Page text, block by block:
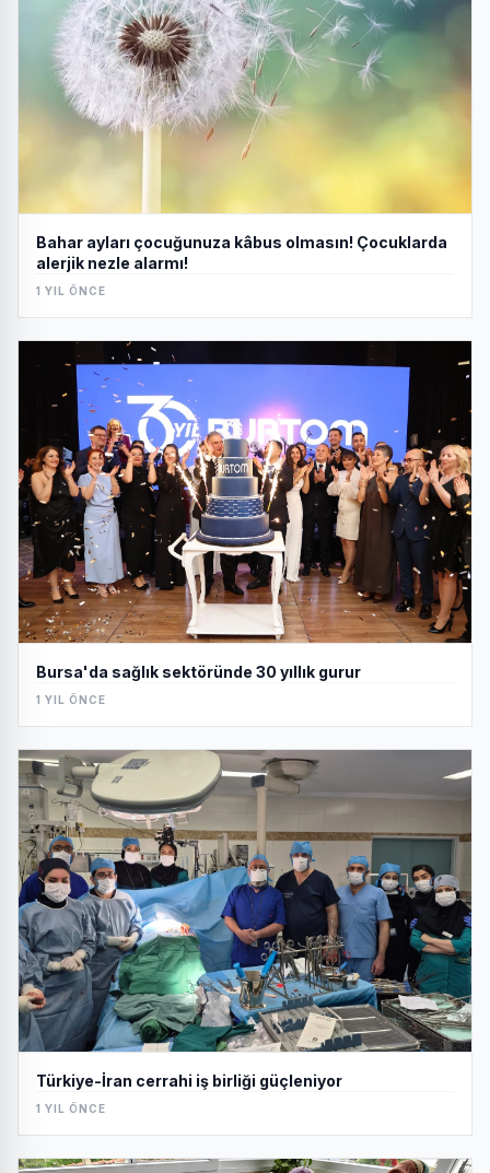
Bahar ayları çocuğunuza kâbus olmasın! Çocuklarda
alerjik nezle alarmı!
1 YIL ÖNCE
Bursa'da sağlık sektöründe 30 yıllık gurur
1 YIL ÖNCE
Türkiye-İran cerrahi iş birliği güçleniyor
1 YIL ÖNCE